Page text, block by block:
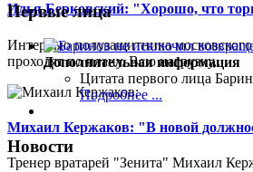
Илья Берковский: "Хорошо, что
Интервью полузащитника
проходят по плану. Всю нагрузку,...
Михаил Кержаков: "В новой
Тренер вратарей "Зенита" Михаил
Первые лица
Дополнительная информация
Цитата первого лица
Подробнее ...
Новости